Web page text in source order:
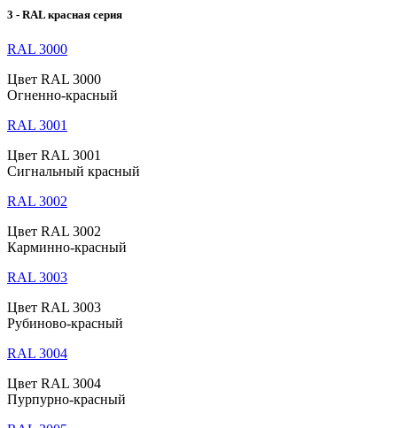
3 - RAL красная серия
RAL 3000
Цвет RAL 3000
Огненно-красный
RAL 3001
Цвет RAL 3001
Сигнальный красный
RAL 3002
Цвет RAL 3002
Карминно-красный
RAL 3003
Цвет RAL 3003
Рубиново-красный
RAL 3004
Цвет RAL 3004
Пурпурно-красный